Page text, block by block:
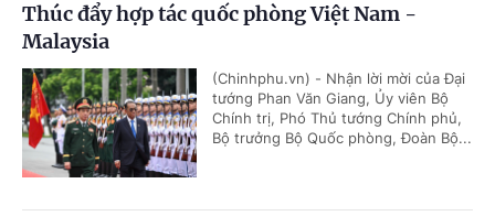
Thúc đẩy hợp tác quốc phòng Việt Nam -
Malaysia
(Chinhphu.vn) - Nhận lời mời của Đại
tướng Phan Văn Giang, Ủy viên Bộ
Chính trị, Phó Thủ tướng Chính phủ,
Bộ trưởng Bộ Quốc phòng, Đoàn Bộ...